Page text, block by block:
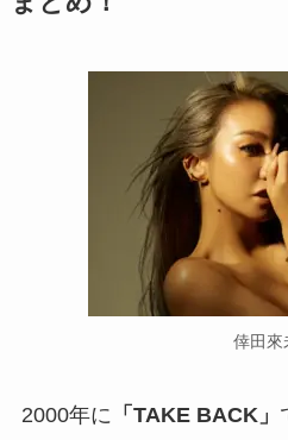
倖田來
2000年に 「TAKE BACK」